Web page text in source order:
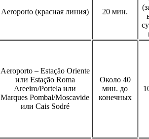
Aeroporto (красная линия) 20 мин.
Aeroporto – Estação Oriente
или Estação Roma
Areeiro/Portela или
Marques Pombal/Moscavide
или Cais Sodré
Около 40
мин. до
конечных